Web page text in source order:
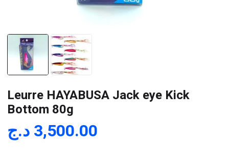
Leurre HAYABUSA Jack eye Kick
Bottom 80g
3,500.00د.ج